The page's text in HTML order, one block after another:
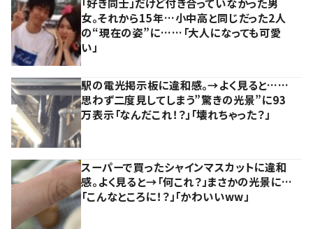
女。それから15年…小中高と同じだった2人
の“現在の姿”に……「大人になっても可愛
い」
駅の電光掲示板に違和感。→よく見ると……
思わず二度見してしまう”驚きの光景”に93
万表示「なんだこれ！？」「壊れちゃった？」
スーパーで買ったシャインマスカットに違和
感。よく見ると→「何これ？」まさかの光景に…
「こんなところに！？」「かわいいww」